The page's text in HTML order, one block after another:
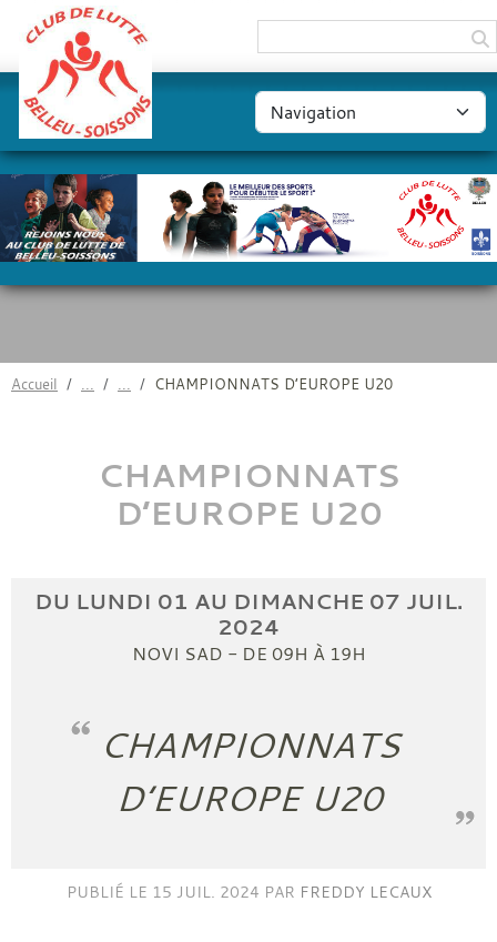
Accueil CHAMPIONNATS D’EUROPE U20
CHAMPIONNATS
D’EUROPE U20
DU LUNDI 01 AU DIMANCHE 07 JUIL.
2024
NOVI SAD - DE 09H À 19H
CHAMPIONNATS
D’EUROPE U20
PUBLIÉ LE 15 JUIL. 2024 PAR FREDDY LECAUX
Panneau de gestion des cookies